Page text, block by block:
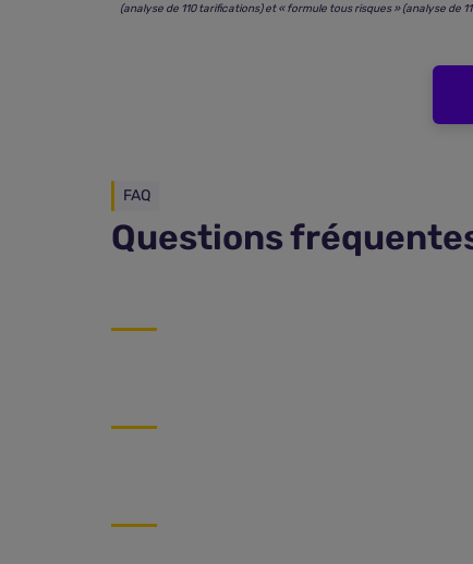
(analyse de 110 tarifications) et « formule tous risques » (analyse de
FAQ
Questions